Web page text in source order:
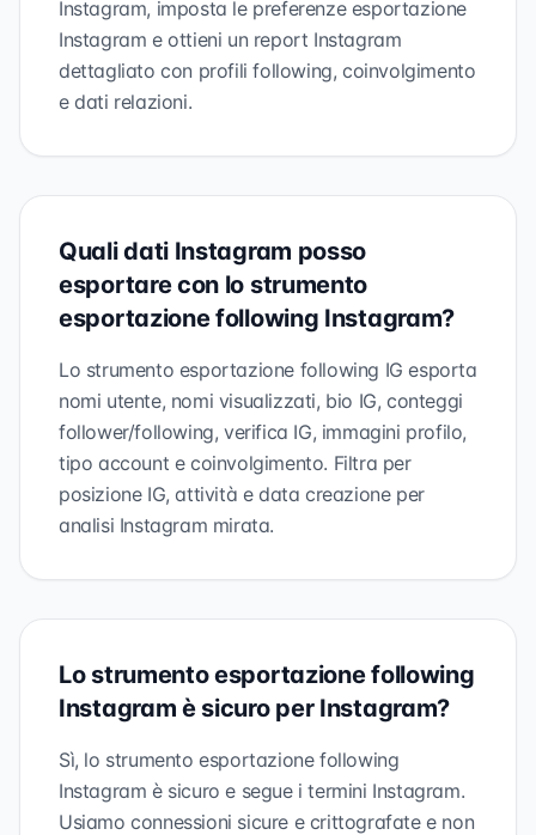
Instagram, imposta le preferenze esportazione
Instagram e ottieni un report Instagram
dettagliato con profili following, coinvolgimento
e dati relazioni.
Quali dati Instagram posso
esportare con lo strumento
esportazione following Instagram?
Lo strumento esportazione following IG esporta
nomi utente, nomi visualizzati, bio IG, conteggi
follower/following, verifica IG, immagini profilo,
tipo account e coinvolgimento. Filtra per
posizione IG, attività e data creazione per
analisi Instagram mirata.
Lo strumento esportazione following
Instagram è sicuro per Instagram?
Sì, lo strumento esportazione following
Instagram è sicuro e segue i termini Instagram.
Usiamo connessioni sicure e crittografate e non